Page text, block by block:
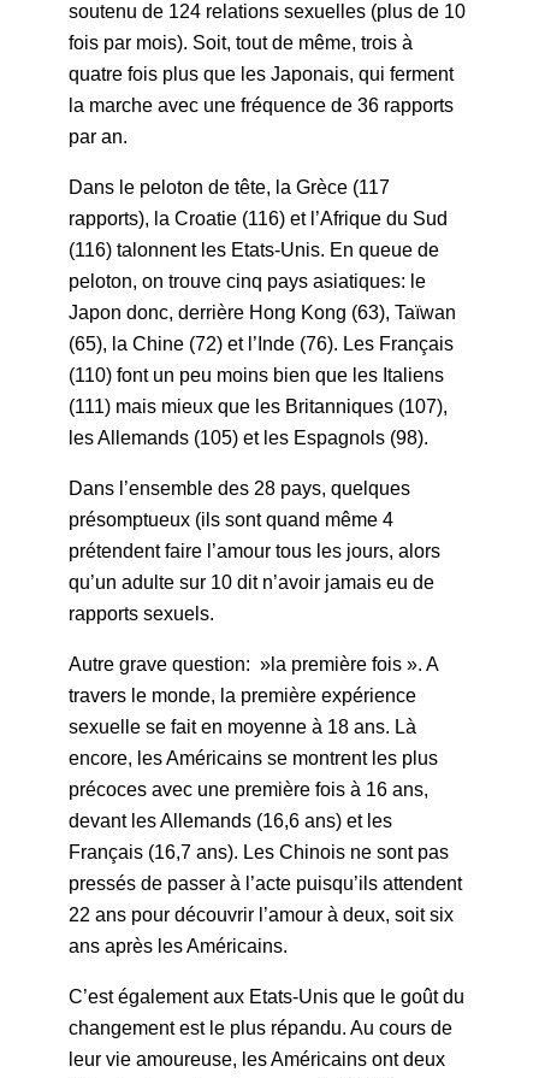
soutenu de 124 relations sexuelles (plus de 10
fois par mois). Soit, tout de même, trois à
quatre fois plus que les Japonais, qui ferment
la marche avec une fréquence de 36 rapports
par an.
Dans le peloton de tête, la Grèce (117
rapports), la Croatie (116) et l’Afrique du Sud
(116) talonnent les Etats-Unis. En queue de
peloton, on trouve cinq pays asiatiques: le
Japon donc, derrière Hong Kong (63), Taïwan
(65), la Chine (72) et l’Inde (76). Les Français
(110) font un peu moins bien que les Italiens
(111) mais mieux que les Britanniques (107),
les Allemands (105) et les Espagnols (98).
Dans l’ensemble des 28 pays, quelques
présomptueux (ils sont quand même 4
prétendent faire l’amour tous les jours, alors
qu’un adulte sur 10 dit n’avoir jamais eu de
rapports sexuels.
Autre grave question: »la première fois ». A
travers le monde, la première expérience
sexuelle se fait en moyenne à 18 ans. Là
encore, les Américains se montrent les plus
précoces avec une première fois à 16 ans,
devant les Allemands (16,6 ans) et les
Français (16,7 ans). Les Chinois ne sont pas
pressés de passer à l’acte puisqu’ils attendent
22 ans pour découvrir l’amour à deux, soit six
ans après les Américains.
C’est également aux Etats-Unis que le goût du
changement est le plus répandu. Au cours de
leur vie amoureuse, les Américains ont deux